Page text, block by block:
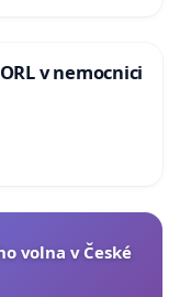
v nemocnici
volna v České